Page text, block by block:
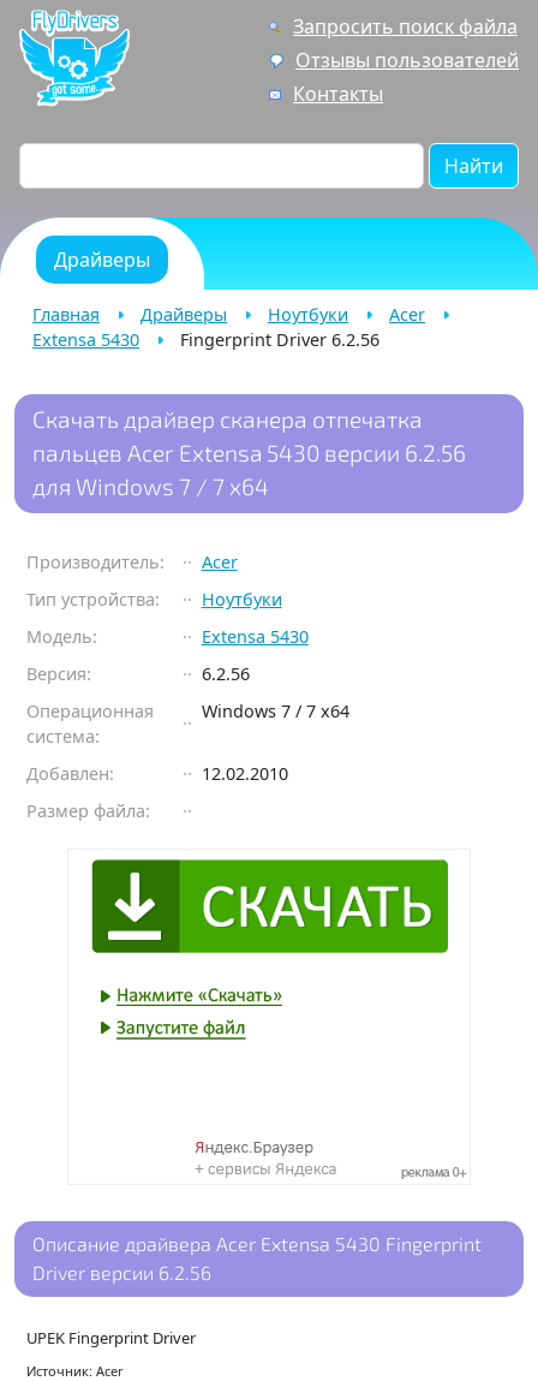
Запросить поиск файла
Отзывы пользователей
Контакты
Найти
Драйверы
Главная Драйверы Ноутбуки
Acer
Extensa 5430
Fingerprint Driver 6.2.56
Скачать драйвер сканера отпечатка
пальцев Acer Extensa 5430 версии 6.2.56
для Windows 7 / 7 x64
Производитель:
Acer
Тип устройства:
Ноутбуки
Модель:
Extensa 5430
Версия:
6.2.56
Операционная
система:
Windows 7 / 7 x64
Добавлен:
12.02.2010
Размер файла:
Описание драйвера Acer Extensa 5430 Fingerprint
Driver версии 6.2.56
UPEK Fingerprint Driver
Источник: Acer